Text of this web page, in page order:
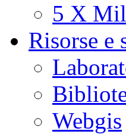
5 X
Risorse e
Webgis